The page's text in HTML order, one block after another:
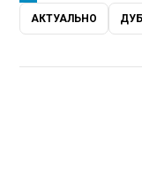
АКТУАЛЬНО